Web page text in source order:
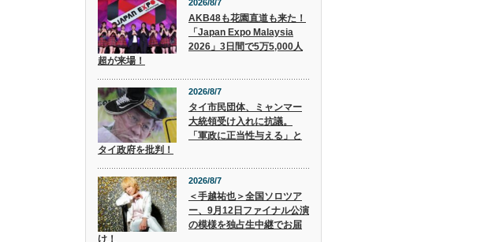
2026/8/7
AKB48も花園直道も来た！
「Japan Expo Malaysia
2026」3日間で5万5,000人
超が来場！
2026/8/7
タイ市民団体、ミャンマー
大統領受け入れに抗議。
「軍政に正当性与える」と
タイ政府を批判！
2026/8/7
＜手越祐也＞全国ソロツア
ー、9月12日ファイナル公演
の模様を独占生中継でお届
け！